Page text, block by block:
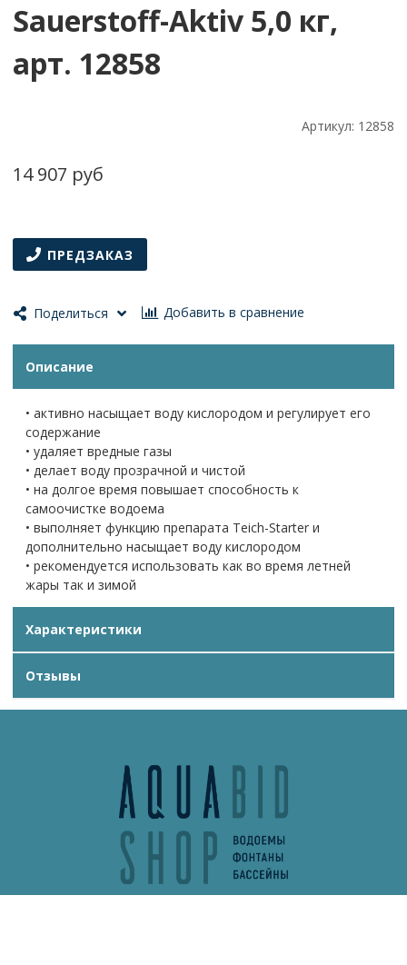
Sauerstoff-Aktiv 5,0 кг,
арт. 12858
Артикул: 12858
14 907 руб
ПРЕДЗАКАЗ
Поделиться Добавить в сравнение
Описание
• активно насыщает воду кислородом и регулирует его
содержание
• удаляет вредные газы
• делает воду прозрачной и чистой
• на долгое время повышает способность к
самоочистке водоема
• выполняет функцию препарата Teich-Starter и
дополнительно насыщает воду кислородом
• рекомендуется использовать как во время летней
жары так и зимой
Характеристики
Отзывы